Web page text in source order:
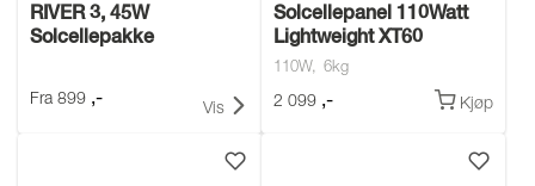
RIVER 3, 45W
Solcellepakke
Fra 899 ,- Vis
Solcellepanel 110Watt
Lightweight XT60
110W 6kg
2 099 ,- Kjøp